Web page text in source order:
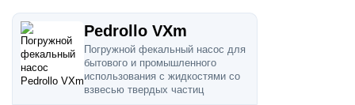
Pedrollo VXm
Погружной фекальный насос для
бытового и промышленного
использования с жидкостями со
взвесью твердых частиц